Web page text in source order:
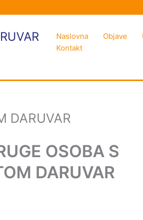
Naslovna Objave
Kontakt
DARUVAR
OSOBA S
DARUVAR